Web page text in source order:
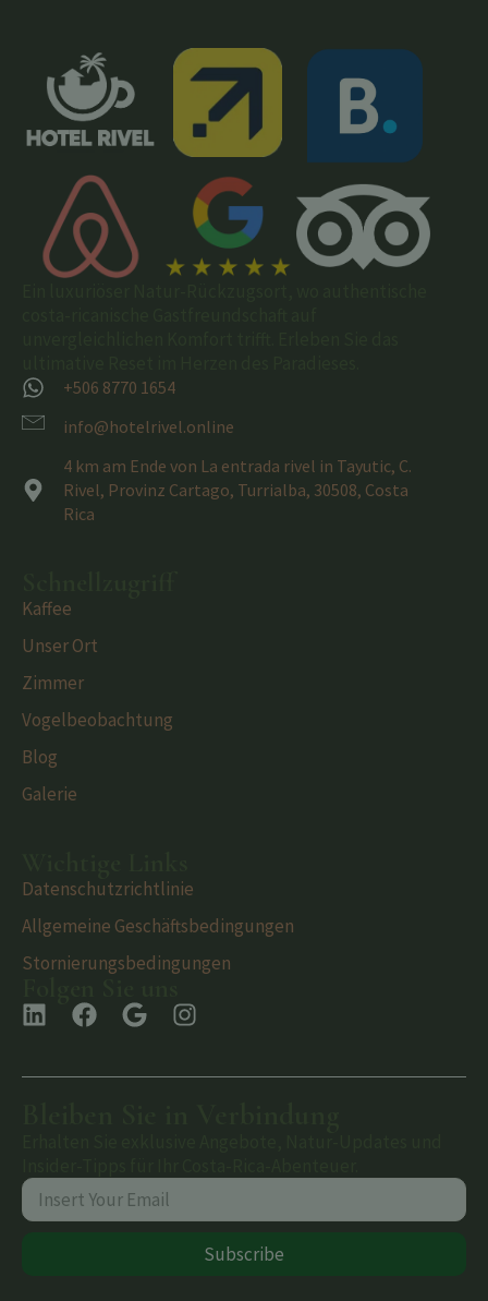
+506 8770 1654
info@hotelrivel.online
4 km am Ende von La entrada rivel in Tayutic, C.
Rivel, Provinz Cartago, Turrialba, 30508, Costa
Rica
Kaffee
Unser Ort
Zimmer
Vogelbeobachtung
Blog
Galerie
Datenschutzrichtlinie
Allgemeine Geschäftsbedingungen
Stornierungsbedingungen
Subscribe